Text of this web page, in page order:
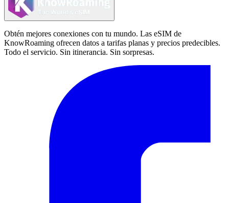
Obtén mejores conexiones con tu mundo. Las eSIM de
KnowRoaming ofrecen datos a tarifas planas y precios predecibles.
Todo el servicio. Sin itinerancia. Sin sorpresas.